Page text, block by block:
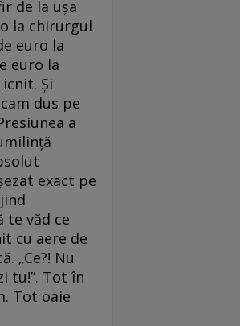
de la ușa
la chirurgul
euro la
euro la
Și
dus pe
a
exact pe
te văd ce
cu aere de
„Ce?! Nu
tu!”. Tot în
Tot oaie